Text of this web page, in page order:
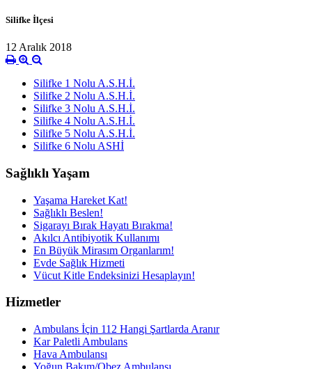
Silifke İlçesi
12 Aralık 2018
Silifke 1 Nolu A.S.H.İ.
Silifke 2 Nolu A.S.H.İ.
Silifke 3 Nolu A.S.H.İ.
Silifke 4 Nolu A.S.H.İ.
Silifke 5 Nolu A.S.H.İ.
Silifke 6 Nolu ASHİ
Sağlıklı Yaşam
Yaşama Hareket Kat!
Sağlıklı Beslen!
Sigarayı Bırak Hayatı Bırakma!
Akılcı Antibiyotik Kullanımı
En Büyük Mirasım Organlarım!
Evde Sağlık Hizmeti
Vücut Kitle Endeksinizi Hesaplayın!
Hizmetler
Ambulans İçin 112 Hangi Şartlarda Aranır
Kar Paletli Ambulans
Hava Ambulansı
Yoğun Bakım/Obez Ambulansı